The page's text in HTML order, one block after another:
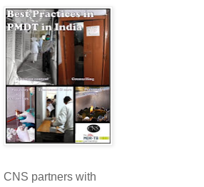
CNS partners with